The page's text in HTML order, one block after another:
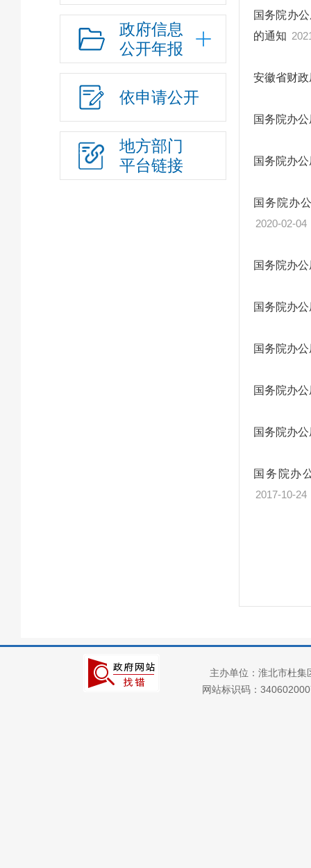
政府信息
公开年报
依申请公开
地方部门
平台链接
国务院办
的通知
安徽省财
国务院办
国务院办
国务院办
2020-02-04
国务院办
国务院办
国务院办
国务院办
国务院办
国务院办
2017-10-24
主办单位：淮北市杜
网站标识码：